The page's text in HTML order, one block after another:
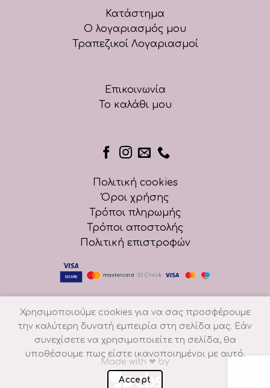
Κατάστημα
Ο λογαριασμός μου
Τραπεζικοί Λογαριασμοί
Επικοινωνία
Το καλάθι μου
Πολιτική cookies
Όροι χρήσης
Τρόποι πληρωμής
Τρόποι αποστολής
Πολιτική επιστροφών
Made with ❤ by
Χρησιμοποιούμε cookies για να σας προσφέρουμε
την καλύτερη δυνατή εμπειρία στη σελίδα μας. Εάν
συνεχίσετε να χρησιμοποιείτε τη σελίδα, θα
υποθέσουμε πως είστε ικανοποιημένοι με αυτό.
Accept